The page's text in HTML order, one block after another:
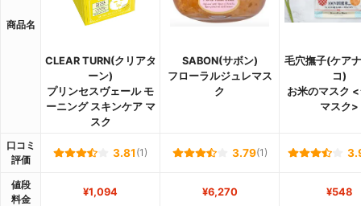
商品名
CLEAR TURN(クリアタ
ーン)
プリンセスヴェール モ
ーニング スキンケア マ
スク
SABON(サボン)
フローラルジュレマス
ク
毛穴撫子(ケア
コ)
お米のマスク
マスク>
口コミ
評価
3.81 (1) 3.79(1)
値段
料金
¥1,094 ¥6,270 ¥548